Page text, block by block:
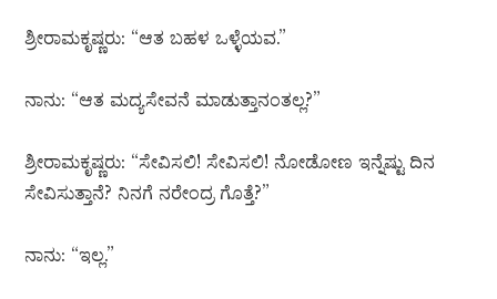
ಶ್ರೀರಾಮಕೃಷ್ಣರು: “ಆತ ಬಹಳ ಒಳ್ಳೆಯವ.”
ನಾನು: “ಆತ ಮದ್ಯಸೇವನೆ ಮಾಡುತ್ತಾನಂತಲ್ಲ?”
ಶ್ರೀರಾಮಕೃಷ್ಣರು: “ಸೇವಿಸಲಿ! ಸೇವಿಸಲಿ! ನೋಡೋಣ ಇನ್ನೆಷ್ಟು ದಿನ
ಸೇವಿಸುತ್ತಾನೆ? ನಿನಗೆ ನರೇಂದ್ರ ಗೊತ್ತೆ?”
ನಾನು: “ಇಲ್ಲ.”